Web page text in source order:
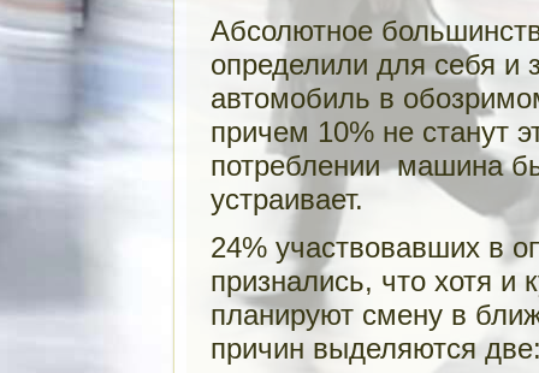
Абсолютное
определили для себя и
автомобиль в
причем 10% не станут
потреблении машина
устраивает.
24% участвовавших в
признались, что хотя
планируют смену в
причин выделяются